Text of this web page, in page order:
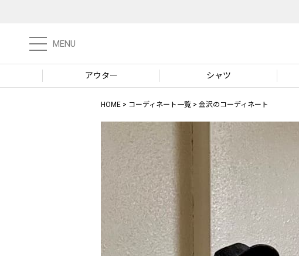
MENU
アウター シャツ
HOME コーディネート一覧 金沢のコーディネート